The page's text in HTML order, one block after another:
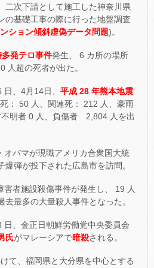
二次下請として施工した神奈川県
の基礎工事の際に行った地盤調査
ション傾斜虚偽データ問題)。
発テロ事件発生、 6 カ所の場所
人超の死者が出た。
、4月14日、 平成 28 年熊本地震
： 50 人、関連死： 212 人、豪雨
明者 0 人、負傷者 2,804 人を出
オバマが現職アメリカ合衆国大統
弾が投下された広島市を訪問。
害者施設殺傷事件が発生し、 19 人
最多の大量殺人事件となった。
、金正日朝鮮労働党中央委員会
氏がマレーシアで暗殺される。
て、福岡県と大分県を中心とする